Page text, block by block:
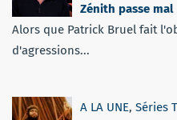
Zénith passe mal
Alors que Patrick Bruel fait
d'agressions...
A LA UNE, Séries